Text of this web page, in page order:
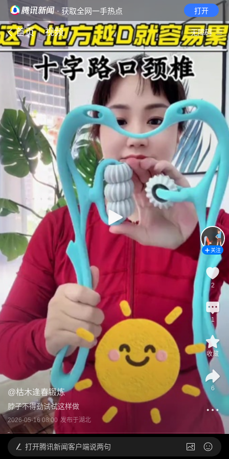
· 获取全网一手热点 打开
首页 视频 无障碍
@枯木逢春锻炼
脖子不得劲试试这样做
2026-05-16 08:00 发布于湖北
关注
2
1
收藏
6
打开腾讯新闻客户端说两句